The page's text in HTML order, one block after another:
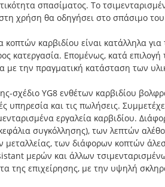
σπασίματος. Το
χρήση θα οδηγήσει στο σπάσιμο του
καρβιδίου είναι κατάλληλα
κατεργασία. Επομένως, κατά
την πραγματική κατάσταση των
σχέδιο YG8 ενθέτων καρβιδίου
υπηρεσία και τις πωλήσεις.
εργαλεία καρβιδίου.
συγκόλλησης), των λεπτών
των διάφορων κοπτών
μερών και άλλων
της επιχείρησης, με την υψηλή